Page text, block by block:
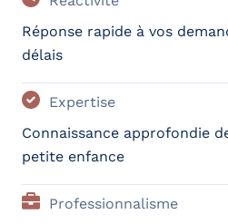
Réponse rapide à vos
délais
Expertise
Connaissance approfondie
petite enfance
Professionnalisme